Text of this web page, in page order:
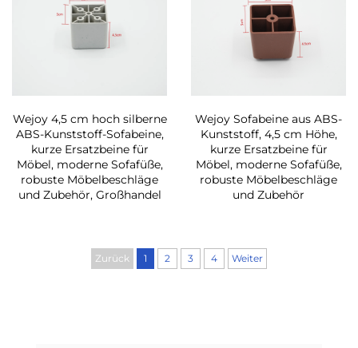
Wejoy 4,5 cm hoch silberne
ABS-Kunststoff-Sofabeine,
kurze Ersatzbeine für
Möbel, moderne Sofafüße,
robuste Möbelbeschläge
und Zubehör, Großhandel
Wejoy Sofabeine aus ABS-
Kunststoff, 4,5 cm Höhe,
kurze Ersatzbeine für
Möbel, moderne Sofafüße,
robuste Möbelbeschläge
und Zubehör
Zurück 1 2 3 4 Weiter